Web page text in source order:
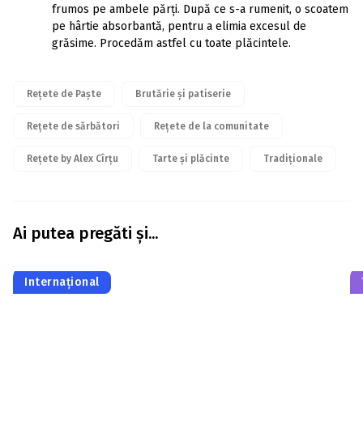
frumos pe ambele părți. După ce s-a rumenit, o scoatem
pe hârtie absorbantă, pentru a elimia excesul de
grăsime. Procedăm astfel cu toate plăcintele.
Rețete de Paște Brutărie și patiserie
Rețete de sărbători Rețete de la comunitate
Rețete by Alex Cîrțu Tarte și plăcinte Tradiționale
Ai putea pregăti și...
Internațional